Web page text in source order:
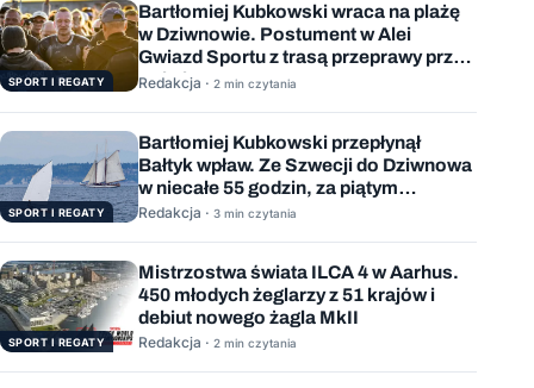
SPORT I REGATY
Bartłomiej Kubkowski wraca na plażę
w Dziwnowie. Postument w Alei
Gwiazd Sportu z trasą przeprawy przez
Bałtyk
Redakcja · 2 min czytania
SPORT I REGATY
Bartłomiej Kubkowski przepłynął
Bałtyk wpław. Ze Szwecji do Dziwnowa
w niecałe 55 godzin, za piątym
podejściem
Redakcja · 3 min czytania
SPORT I REGATY
Mistrzostwa świata ILCA 4 w Aarhus.
450 młodych żeglarzy z 51 krajów i
debiut nowego żagla MkII
Redakcja · 2 min czytania